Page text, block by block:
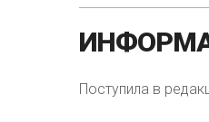
Поступила в